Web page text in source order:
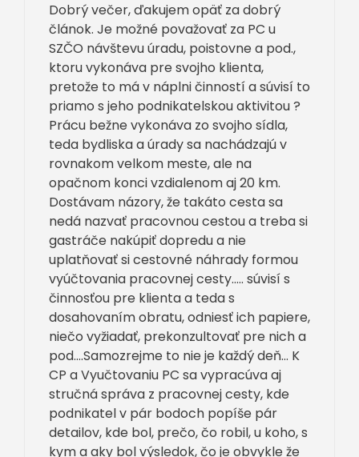
Dobrý večer, ďakujem opäť za dobrý
článok. Je možné považovať za PC u
SZČO návštevu úradu, poistovne a pod.,
ktoru vykonáva pre svojho klienta,
pretože to má v náplni činností a súvisí to
priamo s jeho podnikatelskou aktivitou ?
Prácu bežne vykonáva zo svojho sídla,
teda bydliska a úrady sa nachádzajú v
rovnakom velkom meste, ale na
opačnom konci vzdialenom aj 20 km.
Dostávam názory, že takáto cesta sa
nedá nazvať pracovnou cestou a treba si
gastráče nakúpiť dopredu a nie
uplatňovať si cestovné náhrady formou
vyúčtovania pracovnej cesty….. súvisí s
činnosťou pre klienta a teda s
dosahovaním obratu, odniesť ich papiere,
niečo vyžiadať, prekonzultovať pre nich a
pod….Samozrejme to nie je každý deň… K
CP a Vyučtovaniu PC sa vypracúva aj
stručná správa z pracovnej cesty, kde
podnikatel v pár bodoch popíše pár
detailov, kde bol, prečo, čo robil, u koho, s
kym a aky bol výsledok, čo je obvykle že